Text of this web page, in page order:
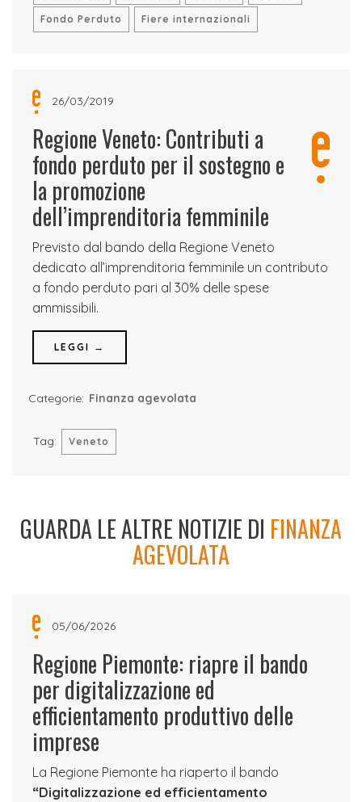
Fondo Perduto Fiere internazionali
26/03/2019
Regione Veneto: Contributi a
fondo perduto per il sostegno e
la promozione
dell’imprenditoria femminile
Previsto dal bando della Regione Veneto
dedicato all’imprenditoria femminile un contributo
a fondo perduto pari al 30% delle spese
ammissibili.
LEGGI →
Categorie: Finanza agevolata
Tag: Veneto
GUARDA LE ALTRE NOTIZIE DI FINANZA
AGEVOLATA
05/06/2026
Regione Piemonte: riapre il bando
per digitalizzazione ed
efficientamento produttivo delle
imprese
La Regione Piemonte ha riaperto il bando
“Digitalizzazione ed efficientamento